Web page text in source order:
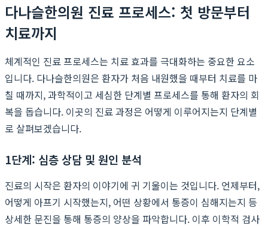
다나슬한의원 진료 프로세스: 첫 방문부터
치료까지
체계적인 진료 프로세스는 치료 효과를 극대화하는 중요한 요소
입니다. 다나슬한의원은 환자가 처음 내원했을 때부터 치료를 마
칠 때까지, 과학적이고 세심한 단계별 프로세스를 통해 환자의 회
복을 돕습니다. 이곳의 진료 과정은 어떻게 이루어지는지 단계별
로 살펴보겠습니다.
1단계: 심층 상담 및 원인 분석
진료의 시작은 환자의 이야기에 귀 기울이는 것입니다. 언제부터,
어떻게 아프기 시작했는지, 어떤 상황에서 통증이 심해지는지 등
상세한 문진을 통해 통증의 양상을 파악합니다. 이후 이학적 검사